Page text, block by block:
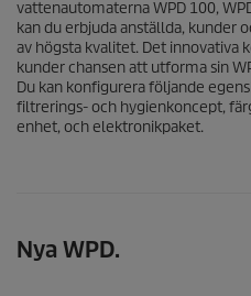
vattenautomaterna WPD 100,
kan du erbjuda anställda, kunder
av högsta kvalitet. Det innovativa
kunder chansen att utforma sin
Du kan konfigurera följande
filtrerings- och hygienkoncept,
enhet, och elektronikpaket.
Nya WPD.